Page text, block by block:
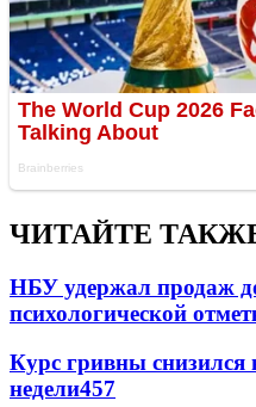
ЧИТАЙТЕ
НБУ удержал продаж
психологической
Курс гривны снизился
недели457